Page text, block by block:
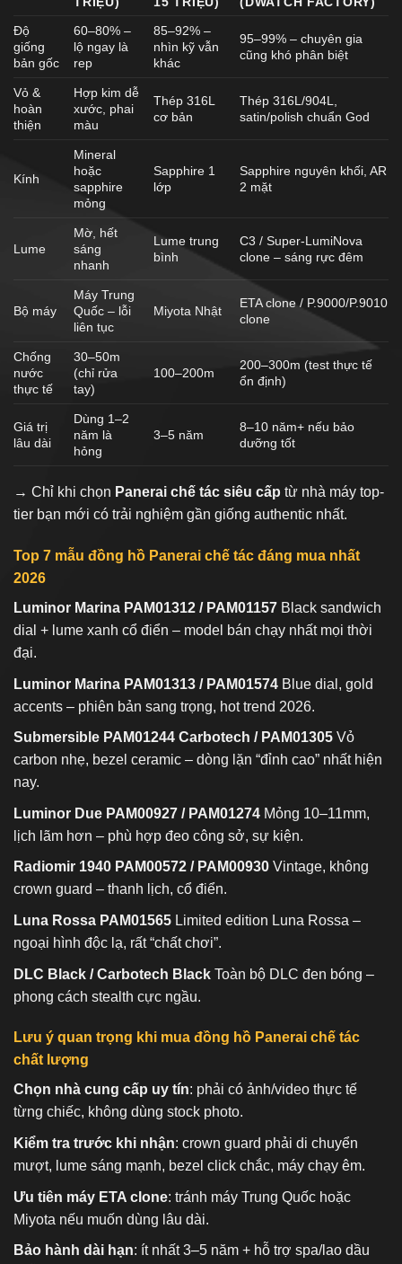
Độ
giống
bản gốc
60–80% –
lộ ngay là
rep
85–92% –
nhìn kỹ vẫn
khác
95–99% – chuyên gia
cũng khó phân biệt
Vỏ &
hoàn
thiện
Hợp kim dễ
xước, phai
màu
Thép 316L
cơ bản
Thép 316L/904L,
satin/polish chuẩn God
Kính
Mineral
hoặc
sapphire
mỏng
Sapphire 1
lớp
Sapphire nguyên khối, AR
2 mặt
Lume
Mờ, hết
sáng
nhanh
Lume trung
bình
C3 / Super-LumiNova
clone – sáng rực đêm
Bộ máy
Máy Trung
Quốc – lỗi
liên tục
Miyota Nhật
ETA clone / P.9000/P.9010
clone
Chống
nước
thực tế
30–50m
(chỉ rửa
tay)
100–200m
200–300m (test thực tế
ổn định)
Giá trị
lâu dài
Dùng 1–2
năm là
hỏng
3–5 năm
8–10 năm+ nếu bảo
dưỡng tốt
→ Chỉ khi chọn Panerai chế tác siêu cấp từ nhà máy top-
tier bạn mới có trải nghiệm gần giống authentic nhất.
Top 7 mẫu đồng hồ Panerai chế tác đáng mua nhất
2026
Luminor Marina PAM01312 / PAM01157 Black sandwich
dial + lume xanh cổ điển – model bán chạy nhất mọi thời
đại.
Luminor Marina PAM01313 / PAM01574 Blue dial, gold
accents – phiên bản sang trọng, hot trend 2026.
Submersible PAM01244 Carbotech / PAM01305 Vỏ
carbon nhẹ, bezel ceramic – dòng lặn “đỉnh cao” nhất hiện
nay.
Luminor Due PAM00927 / PAM01274 Mỏng 10–11mm,
lịch lãm hơn – phù hợp đeo công sở, sự kiện.
Radiomir 1940 PAM00572 / PAM00930 Vintage, không
crown guard – thanh lịch, cổ điển.
Luna Rossa PAM01565 Limited edition Luna Rossa –
ngoại hình độc lạ, rất “chất chơi”.
DLC Black / Carbotech Black Toàn bộ DLC đen bóng –
phong cách stealth cực ngầu.
Lưu ý quan trọng khi mua đồng hồ Panerai chế tác
chất lượng
Chọn nhà cung cấp uy tín: phải có ảnh/video thực tế
từng chiếc, không dùng stock photo.
Kiểm tra trước khi nhận: crown guard phải di chuyển
mượt, lume sáng mạnh, bezel click chắc, máy chạy êm.
Ưu tiên máy ETA clone: tránh máy Trung Quốc hoặc
Miyota nếu muốn dùng lâu dài.
Bảo hành dài hạn: ít nhất 3–5 năm + hỗ trợ spa/lao dầu